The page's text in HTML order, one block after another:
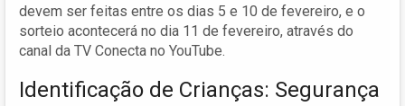
devem ser feitas entre os dias 5 e 10 de fevereiro, e o
sorteio acontecerá no dia 11 de fevereiro, através do
canal da TV Conecta no YouTube.
Identificação de Crianças: Segurança